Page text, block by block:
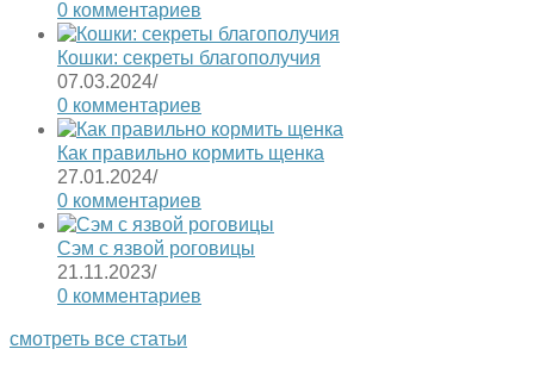
0 комментариев
Кошки: секреты благополучия
07.03.2024/
0 комментариев
Как правильно кормить щенка
27.01.2024/
0 комментариев
Сэм с язвой роговицы
21.11.2023/
0 комментариев
смотреть все статьи